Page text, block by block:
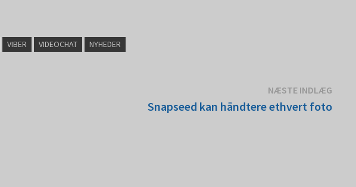
VIBER VIDEOCHAT NYHEDER
NÆSTE INDLÆG
Snapseed kan håndtere ethvert foto